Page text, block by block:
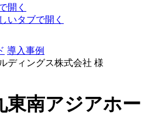
開く
いタブで開く
導入事例
ディングス株式会社 様
東南アジアホー